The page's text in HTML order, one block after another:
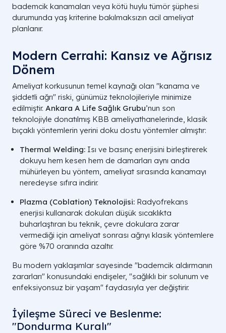
bademcik kanamaları veya kötü huylu tümör şüphesi
durumunda yaş kriterine bakılmaksızın acil ameliyat
planlanır.
Modern Cerrahi: Kansız ve Ağrısız
Dönem
Ameliyat korkusunun temel kaynağı olan "kanama ve
şiddetli ağrı" riski, günümüz teknolojileriyle minimize
edilmiştir. Ankara A Life Sağlık Grubu’nun son
teknolojiyle donatılmış KBB ameliyathanelerinde, klasik
bıçaklı yöntemlerin yerini doku dostu yöntemler almıştır:
Thermal Welding: Isı ve basınç enerjisini birleştirerek
dokuyu hem kesen hem de damarları aynı anda
mühürleyen bu yöntem, ameliyat sırasında kanamayı
neredeyse sıfıra indirir.
Plazma (Coblation) Teknolojisi: Radyofrekans
enerjisi kullanarak dokuları düşük sıcaklıkta
buharlaştıran bu teknik, çevre dokulara zarar
vermediği için ameliyat sonrası ağrıyı klasik yöntemlere
göre %70 oranında azaltır.
Bu modern yaklaşımlar sayesinde "bademcik aldırmanın
zararları" konusundaki endişeler, "sağlıklı bir solunum ve
enfeksiyonsuz bir yaşam" faydasıyla yer değiştirir.
İyileşme Süreci ve Beslenme:
"Dondurma Kuralı"